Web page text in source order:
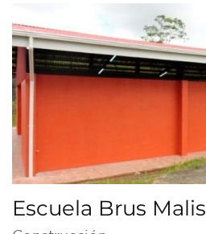
Escuela Brus Malis